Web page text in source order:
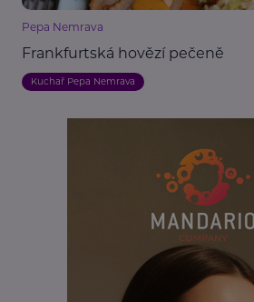
Pepa Nemrava
Frankfurtská hovězí pečeně
Kuchař Pepa Nemrava